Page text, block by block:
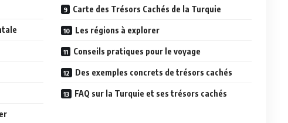
Carte des Trésors Cachés de la Turquie
Les régions à explorer
Conseils pratiques pour le voyage
Des exemples concrets de trésors cachés
FAQ sur la Turquie et ses trésors cachés